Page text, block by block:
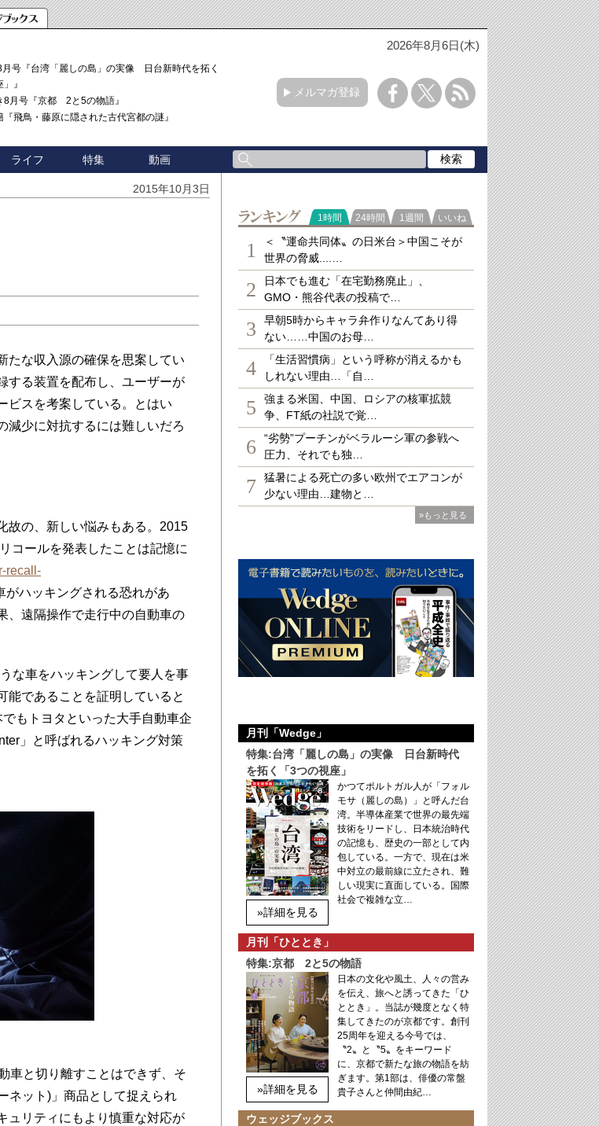
2026年8月6日(木)
号『台湾「麗しの島」の実像 日台新時代を拓く「3
』
8月号『京都 2と5の物語』
『飛鳥・藤原に隠された古代宮都の謎』
メルマガ登録
ライフ 特集 動画
2015年10月3日
な収入源の確保を思案してい
する装置を配布し、ユーザーが
ビスを考案している。とはい
減少に対抗するには難しいだろ
故の、新しい悩みもある。2015
コールを発表したことは記憶に
recall-
がハッキングされる恐れがあ
、遠隔操作で走行中の自動車の
な車をハッキングして要人を事
能であることを証明していると
もトヨタといった大手自動車企
」と呼ばれるハッキング対策
車と切り離すことはできず、そ
ネット)」商品として捉えられ
ュリティにもより慎重な対応が
ランキング
1時間 24時間 1週間 いいね
1
＜〝運命共同体〟の日米台＞中国こそが
世界の脅威....…
2
日本でも進む「在宅勤務廃止」、
GMO・熊谷代表の投稿で…
3
早朝5時からキャラ弁作りなんてあり得
ない……中国のお母…
4
「生活習慣病」という呼称が消えるかも
しれない理由…「自…
5
強まる米国、中国、ロシアの核軍拡競
争、FT紙の社説で覚…
6
“劣勢”プーチンがベラルーシ軍の参戦へ
圧力、それでも独…
7
猛暑による死亡の多い欧州でエアコンが
少ない理由…建物と…
»もっと見る
月刊「Wedge」
特集:台湾「麗しの島」の実像 日台新時代
を拓く「3つの視座」
»詳細を見る
かつてポルトガル人が「フォル
モサ（麗しの島）」と呼んだ台
湾。半導体産業で世界の最先端
技術をリードし、日本統治時代
の記憶も、歴史の一部として内
包している。一方で、現在は米
中対立の最前線に立たされ、難
しい現実に直面している。国際
社会で複雑な立…
月刊「ひととき」
特集:京都 2と5の物語
»詳細を見る
日本の文化や風土、人々の営み
を伝え、旅へと誘ってきた「ひ
ととき」。当誌が幾度となく特
集してきたのが京都です。創刊
25周年を迎える今号では、
〝2〟と〝5〟をキーワード
に、京都で新たな旅の物語を紡
ぎます。第1部は、俳優の常盤
貴子さんと仲間由紀…
ウェッジブックス